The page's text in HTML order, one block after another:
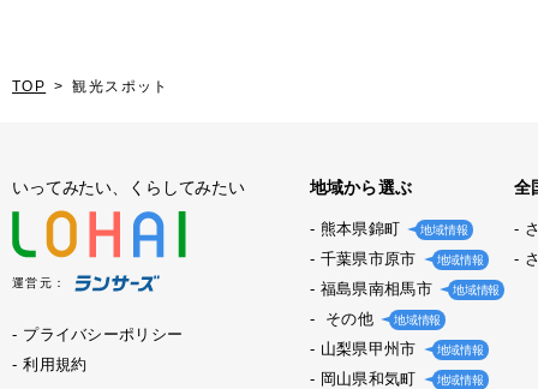
TOP 観光スポット
いってみたい、くらしてみたい
運営元：
プライバシーポリシー
利用規約
地域から選ぶ
熊本県錦町 地域情報
千葉県市原市 地域情報
福島県南相馬市 地域情報
その他 地域情報
山梨県甲州市 地域情報
岡山県和気町 地域情報
全